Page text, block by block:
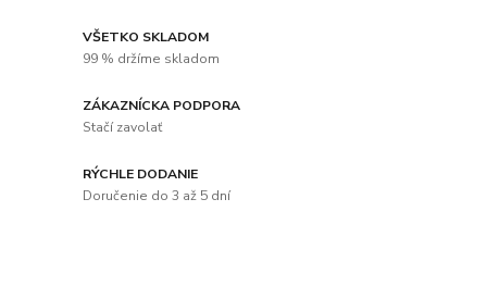
VŠETKO SKLADOM
99 % držíme skladom
ZÁKAZNÍCKA PODPORA
Stačí zavolať
RÝCHLE DODANIE
Doručenie do 3 až 5 dní